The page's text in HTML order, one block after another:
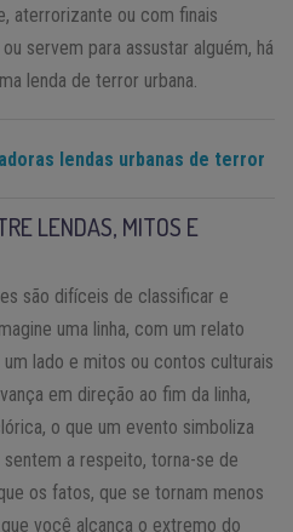
aterrorizante ou com finais
servem para assustar alguém, há
lenda de terror urbana.
lendas urbanas de terror
LENDAS, MITOS E
são difíceis de classificar e
uma linha, com um relato
lado e mitos ou contos culturais
em direção ao fim da linha,
o que um evento simboliza
a respeito, torna-se de
os fatos, que se tornam menos
você alcança o extremo do